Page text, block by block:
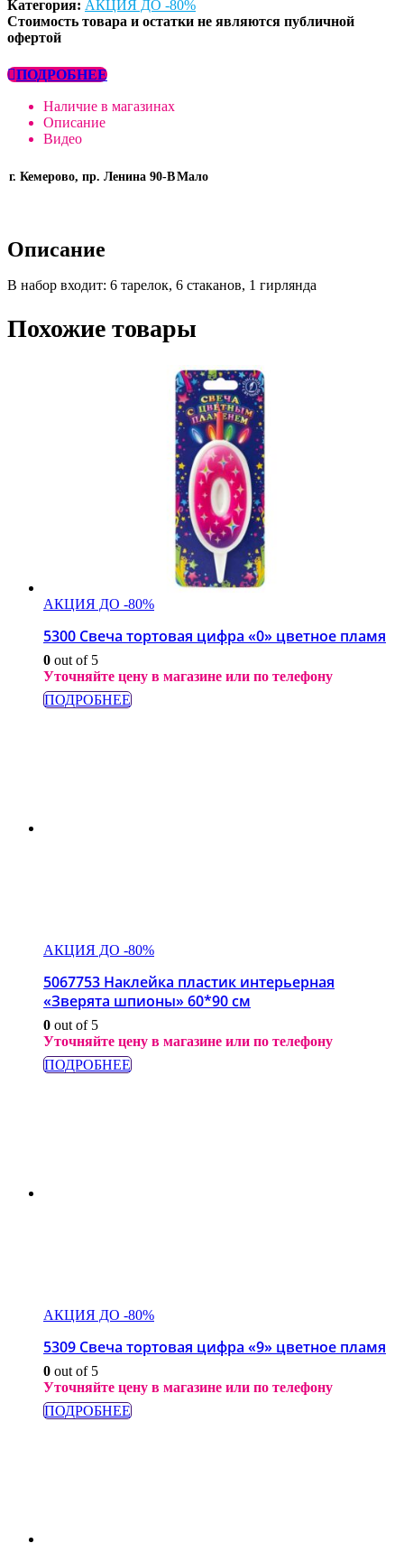
Категория: АКЦИЯ ДО -80%
Стоимость товара и остатки не являются публичной
офертой
ПОДРОБНЕЕ
Наличие в магазинах
Описание
Видео
г. Кемерово, пр. Ленина 90-ВМало
Описание
В набор входит: 6 тарелок, 6 стаканов, 1 гирлянда
Похожие товары
АКЦИЯ ДО -80%
5300 Свеча тортовая цифра «0» цветное пламя
0 out of 5
Уточняйте цену в магазине или по телефону
ПОДРОБНЕЕ
АКЦИЯ ДО -80%
5067753 Наклейка пластик интерьерная
«Зверята шпионы» 60*90 см
0 out of 5
Уточняйте цену в магазине или по телефону
ПОДРОБНЕЕ
АКЦИЯ ДО -80%
5309 Свеча тортовая цифра «9» цветное пламя
0 out of 5
Уточняйте цену в магазине или по телефону
ПОДРОБНЕЕ